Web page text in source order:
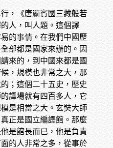
，《唐罽賓國三藏般若
人，叫人題。這個譯
的事情。在我們中國歷
部都是國家來辦的。因
來的，到中國來都是國
，規模也非常之大，那
；這個二十五史，歷史
譯場就有四百多人，它
是相當之大。玄奘大師
正是國立編譯館。那麼
是館長而已，他是負責
的人非常之多，從事於